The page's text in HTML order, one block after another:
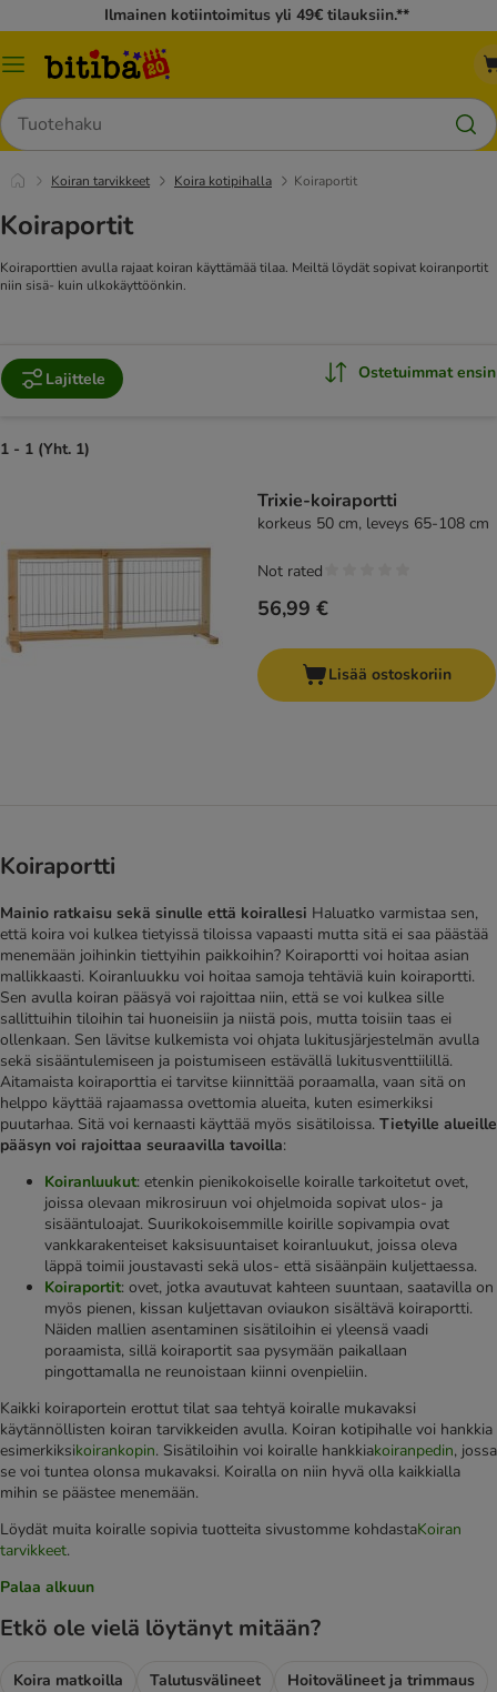
Ilmainen kotiintoimitus yli 49€ tilauksiin.**
Katalogivalikko
Hae
Koiran tarvikkeet Koira kotipihalla Koiraportit
Koiraportit
Koiraporttien avulla rajaat koiran käyttämää tilaa. Meiltä löydät sopivat koiranportit
niin sisä- kuin ulkokäyttöönkin.
Lajittele Ostetuimmat ensin
1 - 1 (Yht. 1)
Trixie-koiraportti
korkeus 50 cm, leveys 65-108 cm
56,99 €
Not rated
Lisää ostoskoriin
Koiraportti
Mainio ratkaisu sekä sinulle että koirallesi Haluatko varmistaa sen,
että koira voi kulkea tietyissä tiloissa vapaasti mutta sitä ei saa päästää
menemään joihinkin tiettyihin paikkoihin? Koiraportti voi hoitaa asian
mallikkaasti. Koiranluukku voi hoitaa samoja tehtäviä kuin koiraportti.
Sen avulla koiran pääsyä voi rajoittaa niin, että se voi kulkea sille
sallittuihin tiloihin tai huoneisiin ja niistä pois, mutta toisiin taas ei
ollenkaan. Sen lävitse kulkemista voi ohjata lukitusjärjestelmän avulla
sekä sisääntulemiseen ja poistumiseen estävällä lukitusventtiilillä.
Aitamaista koiraporttia ei tarvitse kiinnittää poraamalla, vaan sitä on
helppo käyttää rajaamassa ovettomia alueita, kuten esimerkiksi
puutarhaa. Sitä voi kernaasti käyttää myös sisätiloissa. Tietyille alueille
pääsyn voi rajoittaa seuraavilla tavoilla:
Koiranluukut: etenkin pienikokoiselle koiralle tarkoitetut ovet,
joissa olevaan mikrosiruun voi ohjelmoida sopivat ulos- ja
sisääntuloajat. Suurikokoisemmille koirille sopivampia ovat
vankkarakenteiset kaksisuuntaiset koiranluukut, joissa oleva
läppä toimii joustavasti sekä ulos- että sisäänpäin kuljettaessa.
Koiraportit: ovet, jotka avautuvat kahteen suuntaan, saatavilla on
myös pienen, kissan kuljettavan oviaukon sisältävä koiraportti.
Näiden mallien asentaminen sisätiloihin ei yleensä vaadi
poraamista, sillä koiraportit saa pysymään paikallaan
pingottamalla ne reunoistaan kiinni ovenpieliin.
Kaikki koiraportein erottut tilat saa tehtyä koiralle mukavaksi
käytännöllisten koiran tarvikkeiden avulla. Koiran kotipihalle voi hankkia
esimerkiksikoirankopin. Sisätiloihin voi koiralle hankkiakoiranpedin, jossa
se voi tuntea olonsa mukavaksi. Koiralla on niin hyvä olla kaikkialla
mihin se päästee menemään.
Löydät muita koiralle sopivia tuotteita sivustomme kohdastaKoiran
tarvikkeet.
Palaa alkuun
Etkö ole vielä löytänyt mitään?
Koira matkoilla Talutusvälineet
Hoitovälineet ja trimmaus